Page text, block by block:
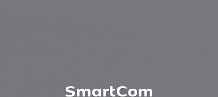
SmartCom